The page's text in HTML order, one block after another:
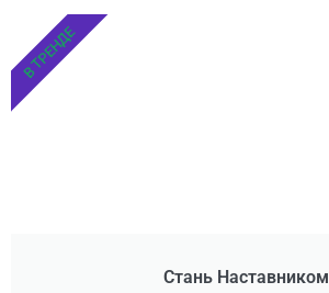
Стань Наставником
В ТРЕНДЕ